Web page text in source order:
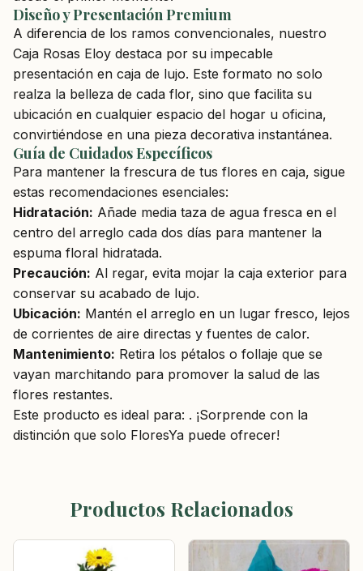
Diseño y Presentación Premium
A diferencia de los ramos convencionales, nuestro
Caja Rosas Eloy destaca por su impecable
presentación en caja de lujo. Este formato no solo
realza la belleza de cada flor, sino que facilita su
ubicación en cualquier espacio del hogar u oficina,
convirtiéndose en una pieza decorativa instantánea.
Guía de Cuidados Específicos
Para mantener la frescura de tus flores en caja, sigue
estas recomendaciones esenciales:
Hidratación: Añade media taza de agua fresca en el
centro del arreglo cada dos días para mantener la
espuma floral hidratada.
Precaución: Al regar, evita mojar la caja exterior para
conservar su acabado de lujo.
Ubicación: Mantén el arreglo en un lugar fresco, lejos
de corrientes de aire directas y fuentes de calor.
Mantenimiento: Retira los pétalos o follaje que se
vayan marchitando para promover la salud de las
flores restantes.
Este producto es ideal para: . ¡Sorprende con la
distinción que solo FloresYa puede ofrecer!
Productos Relacionados